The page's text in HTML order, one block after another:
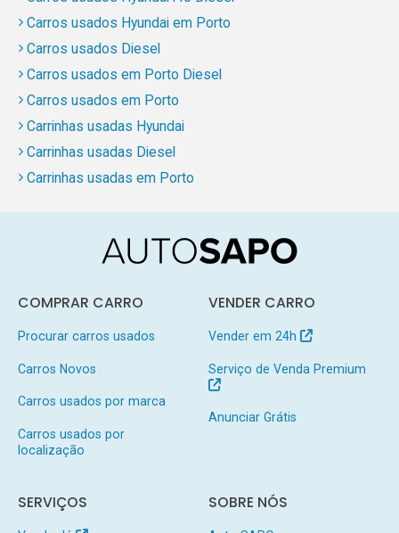
Carros usados Hyundai em Porto
Carros usados Diesel
Carros usados em Porto Diesel
Carros usados em Porto
Carrinhas usadas Hyundai
Carrinhas usadas Diesel
Carrinhas usadas em Porto
COMPRAR CARRO
Procurar carros usados
Carros Novos
Carros usados por marca
Carros usados por
localização
VENDER CARRO
Vender em 24h
Serviço de Venda Premium
Anunciar Grátis
SERVIÇOS SOBRE NÓS